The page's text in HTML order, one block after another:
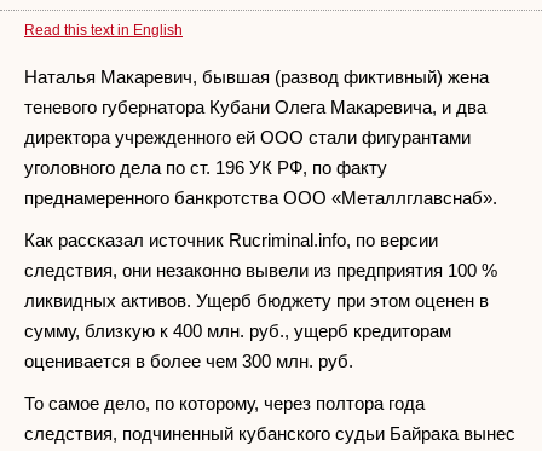
Read this text in English
Наталья Макаревич, бывшая (развод фиктивный) жена
теневого губернатора Кубани Олега Макаревича, и два
директора учрежденного ей ООО стали фигурантами
уголовного дела по ст. 196 УК РФ, по факту
преднамеренного банкротства ООО «Металлглавснаб».
Как рассказал источник Rucriminal.info, по версии
следствия, они незаконно вывели из предприятия 100 %
ликвидных активов. Ущерб бюджету при этом оценен в
сумму, близкую к 400 млн. руб., ущерб кредиторам
оценивается в более чем 300 млн. руб.
То самое дело, по которому, через полтора года
следствия, подчиненный кубанского судьи Байрака вынес